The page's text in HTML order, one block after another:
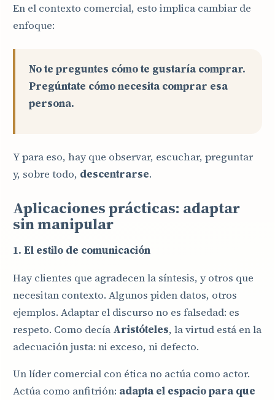
En el contexto comercial, esto implica cambiar de
enfoque:
No te preguntes cómo te gustaría comprar.
Pregúntate cómo necesita comprar esa
persona.
Y para eso, hay que observar, escuchar, preguntar
y, sobre todo, descentrarse.
Aplicaciones prácticas: adaptar
sin manipular
1. El estilo de comunicación
Hay clientes que agradecen la síntesis, y otros que
necesitan contexto. Algunos piden datos, otros
ejemplos. Adaptar el discurso no es falsedad: es
respeto. Como decía Aristóteles, la virtud está en la
adecuación justa: ni exceso, ni defecto.
Un líder comercial con ética no actúa como actor.
Actúa como anfitrión: adapta el espacio para que